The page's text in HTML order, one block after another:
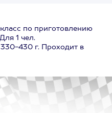
по приготовлению
1 чел.
430 г. Проходит в